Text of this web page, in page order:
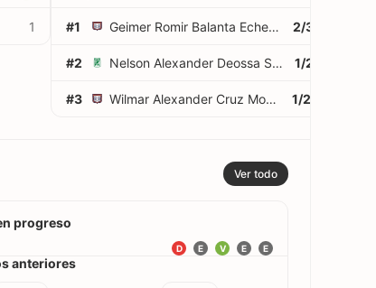
1 #1 Geimer Romir Balanta Echeverry 2/3
#2 Nelson Alexander Deossa Suárez 1/2
#3 Wilmar Alexander Cruz Moreno 1/2
Ver todo
progreso
E
E
V
E
D
anteriores